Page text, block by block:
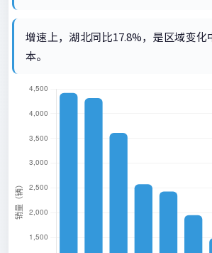
增速上，湖北同比17.8%，是区域变
本。